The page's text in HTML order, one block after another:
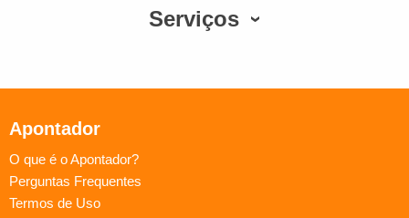
Serviços
Apontador
O que é o Apontador?
Perguntas Frequentes
Termos de Uso